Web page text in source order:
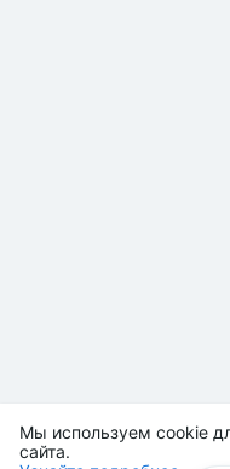
Мы используем cookie
сайта.